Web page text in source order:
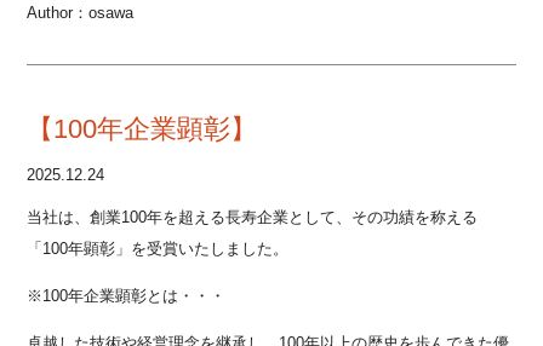
Author：osawa
【100年企業顕彰】
2025.12.24
当社は、創業100年を超える長寿企業として、その功績を称える
「100年顕彰」を受賞いたしました。
※100年企業顕彰とは・・・